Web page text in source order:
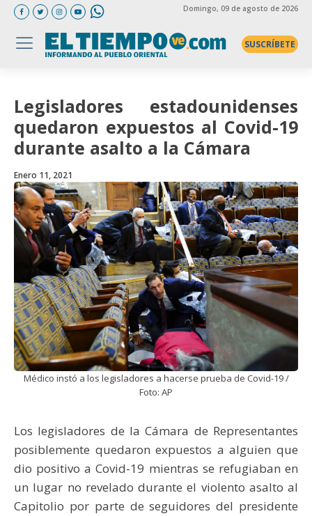
Domingo, 09 de agosto de 2026
SUSCRÍBETE
Legisladores estadounidenses
quedaron expuestos al Covid-19
durante asalto a la Cámara
Enero 11, 2021
Médico instó a los legisladores a hacerse prueba de Covid-19 /
Foto: AP
Los legisladores de la Cámara de Representantes
posiblemente quedaron expuestos a alguien que
dio positivo a Covid-19 mientras se refugiaban en
un lugar no revelado durante el violento asalto al
Capitolio por parte de seguidores del presidente